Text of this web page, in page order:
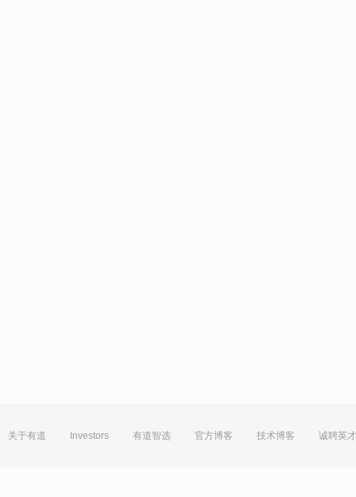
关于有道 Investors 有道智选 官方博客 技术博客 诚聘英才